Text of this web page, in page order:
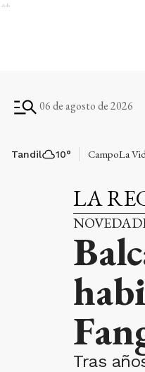
Ads
06 de agosto de 2026
Tandil 10° CampoLa
LA
Tras